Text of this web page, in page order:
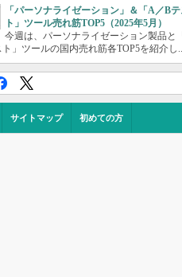
「パーソナライゼーション」＆「A／Bテ
ト」ツール売れ筋TOP5（2025年5月）
今週は、パーソナライゼーション製品と
ト」ツールの国内売れ筋各TOP5を紹介し
サイトマップ 初めての方